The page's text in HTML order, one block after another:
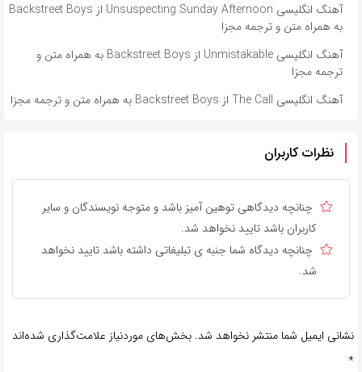
آهنگ انگلیسی Unsuspecting Sunday Afternoon از Backstreet Boys
به همراه متن و ترجمه مجزا
آهنگ انگلیسی Unmistakable از Backstreet Boys به همراه متن و
ترجمه مجزا
آهنگ انگلیسی The Call از Backstreet Boys به همراه متن و ترجمه مجزا
نظرات کاربران
چنانچه دیدگاهی توهین آمیز باشد و متوجه نویسندگان و سایر
کاربران باشد تایید نخواهد شد.
چنانچه دیدگاه شما جنبه ی تبلیغاتی داشته باشد تایید نخواهد
شد.
نشانی ایمیل شما منتشر نخواهد شد. بخش‌های موردنیاز علامت‌گذاری شده‌اند
*